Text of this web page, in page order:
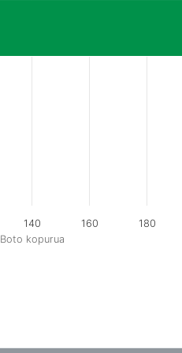
Boto kopurua
140 160 180